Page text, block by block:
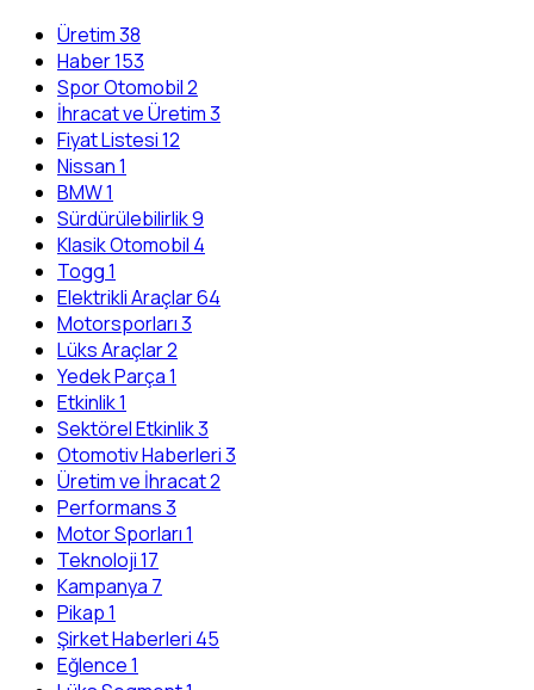
Üretim38
Haber153
Spor Otomobil2
İhracat ve Üretim3
Fiyat Listesi12
Nissan1
BMW1
Sürdürülebilirlik9
Klasik Otomobil 4
Togg1
Elektrikli Araçlar64
Motorsporları3
Lüks Araçlar2
Yedek Parça1
Etkinlik1
Sektörel Etkinlik3
Otomotiv Haberleri3
Üretim ve İhracat2
Performans3
Motor Sporları1
Teknoloji17
Kampanya 7
Pikap1
Şirket Haberleri 45
Eğlence1